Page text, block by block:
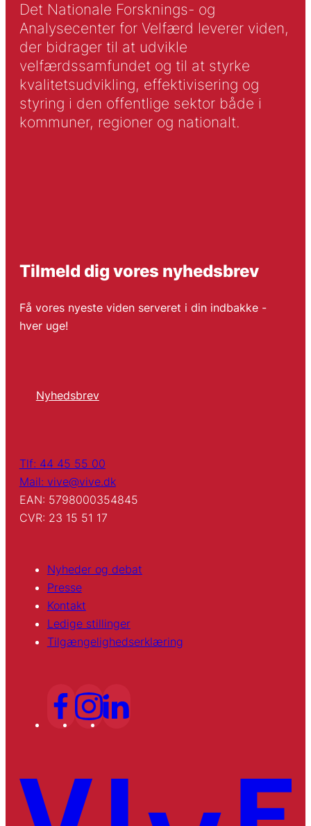
Det Nationale Forsknings- og
Analysecenter for Velfærd leverer viden,
der bidrager til at udvikle
velfærdssamfundet og til at styrke
kvalitetsudvikling, effektivisering og
styring i den offentlige sektor både i
kommuner, regioner og nationalt.
Tilmeld dig vores nyhedsbrev
Få vores nyeste viden serveret i din indbakke -
hver uge!
Nyhedsbrev
Tlf: 44 45 55 00
Mail: vive@vive.dk
EAN: 5798000354845
CVR: 23 15 51 17
Nyheder og debat
Presse
Kontakt
Ledige stillinger
Tilgængelighedserklæring